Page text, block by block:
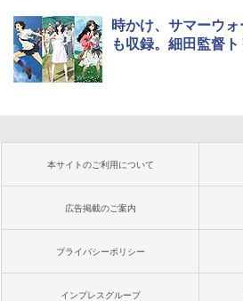
時かけ、サマーウ
も収録。細田監督
本サイトのご利用について
広告掲載のご案内
プライバシーポリシー
インプレスグループ